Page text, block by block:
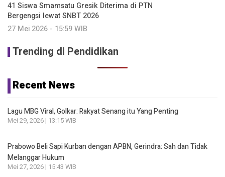
41 Siswa Smamsatu Gresik Diterima di PTN
Bergengsi lewat SNBT 2026
27 Mei 2026 - 15:59 WIB
Trending di Pendidikan
Recent News
Lagu MBG Viral, Golkar: Rakyat Senang itu Yang Penting
Mei 29, 2026 | 13:15 WIB
Prabowo Beli Sapi Kurban dengan APBN, Gerindra: Sah dan Tidak
Melanggar Hukum
Mei 27, 2026 | 15:43 WIB